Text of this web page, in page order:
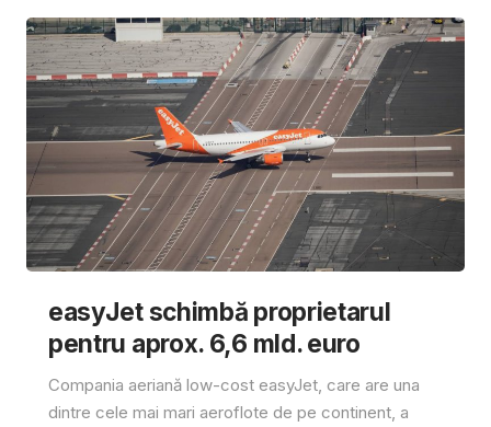
easyJet schimbă proprietarul
pentru aprox. 6,6 mld. euro
Compania aeriană low-cost easyJet, care are una
dintre cele mai mari aeroflote de pe continent, a